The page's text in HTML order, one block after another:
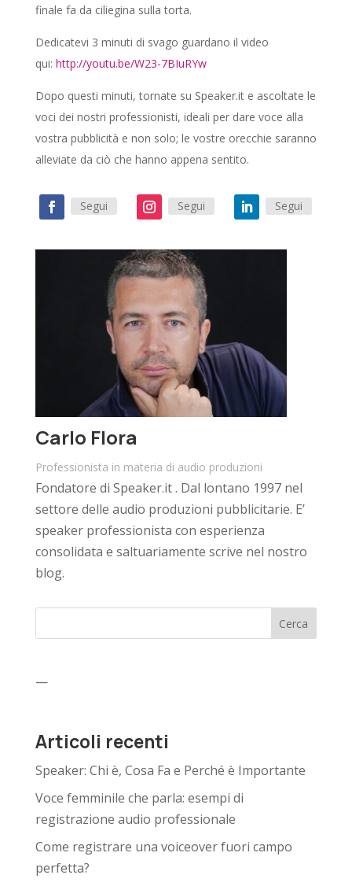
finale fa da ciliegina sulla torta.
Dedicatevi 3 minuti di svago guardano il video
qui: http://youtu.be/W23-7BIuRYw
Dopo questi minuti, tornate su Speaker.it e ascoltate le
voci dei nostri professionisti, ideali per dare voce alla
vostra pubblicità e non solo; le vostre orecchie saranno
alleviate da ciò che hanno appena sentito.
Segui Segui Segui
Carlo Flora
Professionista in materia di audio produzioni
Fondatore di Speaker.it . Dal lontano 1997 nel
settore delle audio produzioni pubblicitarie. E’
speaker professionista con esperienza
consolidata e saltuariamente scrive nel nostro
blog.
Cerca
—
Articoli recenti
Speaker: Chi è, Cosa Fa e Perché è Importante
Voce femminile che parla: esempi di
registrazione audio professionale
Come registrare una voiceover fuori campo
perfetta?